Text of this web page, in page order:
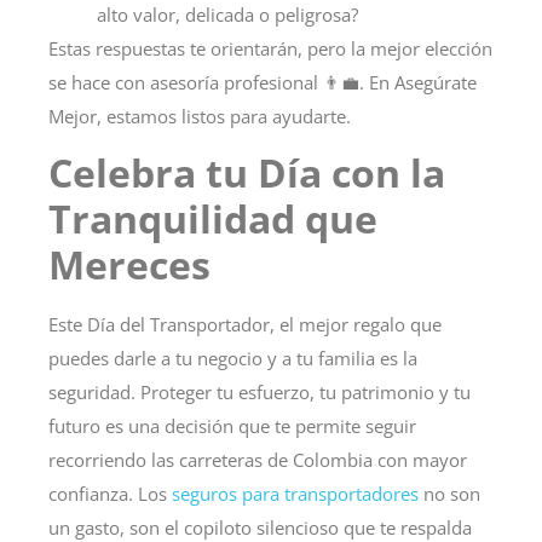
alto valor, delicada o peligrosa?
Estas respuestas te orientarán, pero la mejor elección
se hace con asesoría profesional 👨‍💼. En Asegúrate
Mejor, estamos listos para ayudarte.
Celebra tu Día con la
Tranquilidad que
Mereces
Este Día del Transportador, el mejor regalo que
puedes darle a tu negocio y a tu familia es la
seguridad. Proteger tu esfuerzo, tu patrimonio y tu
futuro es una decisión que te permite seguir
recorriendo las carreteras de Colombia con mayor
confianza. Los seguros para transportadores no son
un gasto, son el copiloto silencioso que te respalda